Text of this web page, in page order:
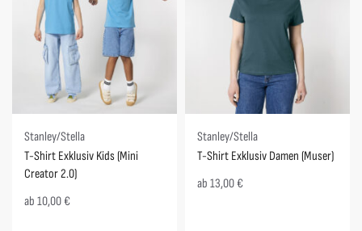
Stanley/Stella
T-Shirt Exklusiv Kids (Mini
Creator 2.0)
ab 10,00 €
Stanley/Stella
T-Shirt Exklusiv Damen (Muser)
ab 13,00 €